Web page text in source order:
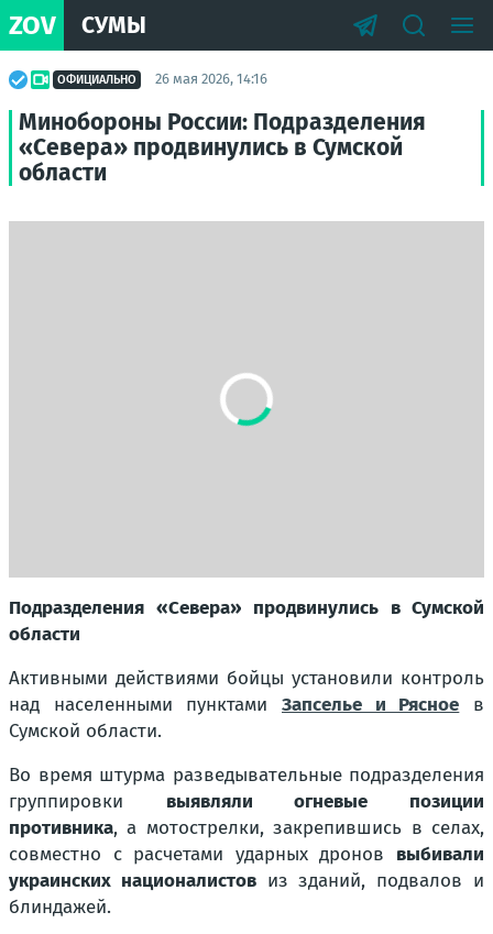
ZOV СУМЫ
ОФИЦИАЛЬНО 26 мая 2026, 14:16
Минобороны России: Подразделения
«Севера» продвинулись в Сумской
области
Подразделения «Севера» продвинулись в Сумской
области
Активными действиями бойцы установили контроль
над населенными пунктами Запселье и Рясное в
Сумской области.
Во время штурма разведывательные подразделения
группировки выявляли огневые позиции
противника, а мотострелки, закрепившись в селах,
совместно с расчетами ударных дронов выбивали
украинских националистовиз зданий, подвалов и
блиндажей.